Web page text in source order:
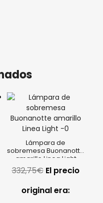
Lámpara de
sobremesa Buonanotte
amarillo Linea Light
332,75€ El precio
original era: